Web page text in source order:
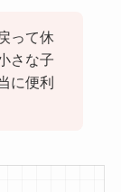
って休
さな子
に便利